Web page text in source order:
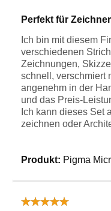
Perfekt für
Ich bin mit diesem
verschiedenen
Zeichnungen,
schnell, verschmiert
angenehm in der
und das Preis-
Ich kann dieses Set
zeichnen oder
Produkt: Pigma